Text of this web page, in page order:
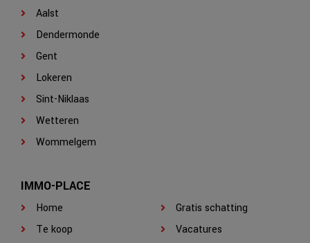
IMMO-PLACE
Home
Te koop
Gratis schatting
Vacatures
Aalst
Dendermonde
Gent
Lokeren
Sint-Niklaas
Wetteren
Wommelgem